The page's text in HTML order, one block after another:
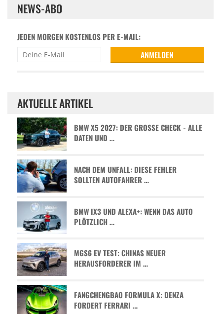
NEWS-ABO
JEDEN MORGEN KOSTENLOS PER E-MAIL:
AKTUELLE ARTIKEL
BMW X5 2027: DER GROSSE CHECK - ALLE D
ATEN UND …
NACH DEM UNFALL: DIESE FEHLER
SOLLTEN AUTOFAHRER …
BMW IX3 UND ALEXA+: WENN DAS AUTO
PLÖTZLICH …
MGS6 EV TEST: CHINAS NEUER
HERAUSFORDERER IM …
FANGCHENGBAO FORMULA X: DENZA
FORDERT FERRARI …